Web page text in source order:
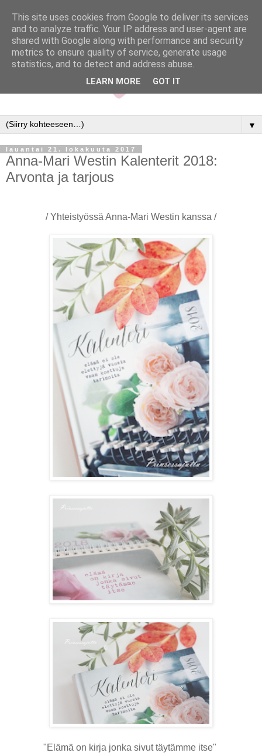
▼
lauantai 21. lokakuuta 2017
Anna-Mari Westin Kalenterit 2018:
Arvonta ja tarjous
/ Yhteistyössä Anna-Mari Westin kanssa /
"Elämä on kirja jonka sivut täytämme itse"
This site uses cookies from Google to deliver its services
and to analyze traffic. Your IP address and user-agent are
shared with Google along with performance and security
metrics to ensure quality of service, generate usage
statistics, and to detect and address abuse.
LEARN MORE GOT IT